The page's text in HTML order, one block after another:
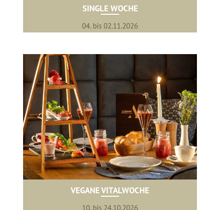
SINGLE WOCHE
04. bis 02.11.2026
VEGANE VITALWOCHE
10. bis 24.10.2026